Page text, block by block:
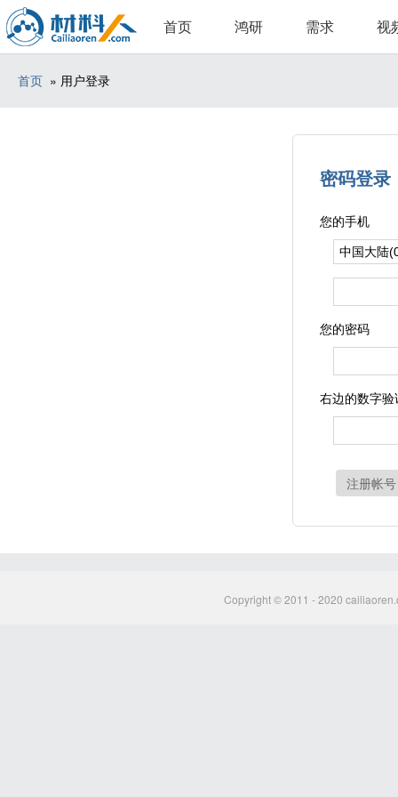
首页 鸿研 需求 视
首页 » 用户登录
密码登录
您的手机
您的密码
右边的数字验
注册帐号
Copyright © 2011 - 2020